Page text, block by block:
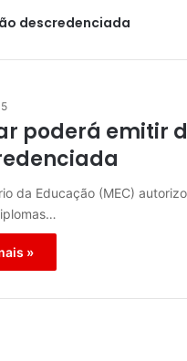
descredenciada
poderá emitir
da Educação (MEC)
»